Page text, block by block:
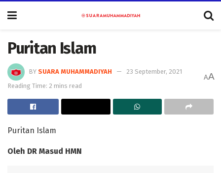
Puritan Islam
BY SUARA MUHAMMADIYAH
23 September, 2021
Reading Time: 2 mins read
AA
Puritan Islam
Oleh DR Masud HMN